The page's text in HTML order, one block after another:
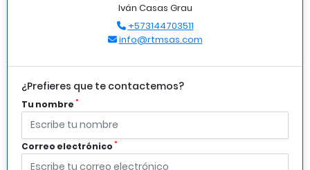
Iván Casas Grau
+573144703511
info@rtmsas.com
¿Prefieres que te contactemos?
Tu nombre *
Correo electrónico *